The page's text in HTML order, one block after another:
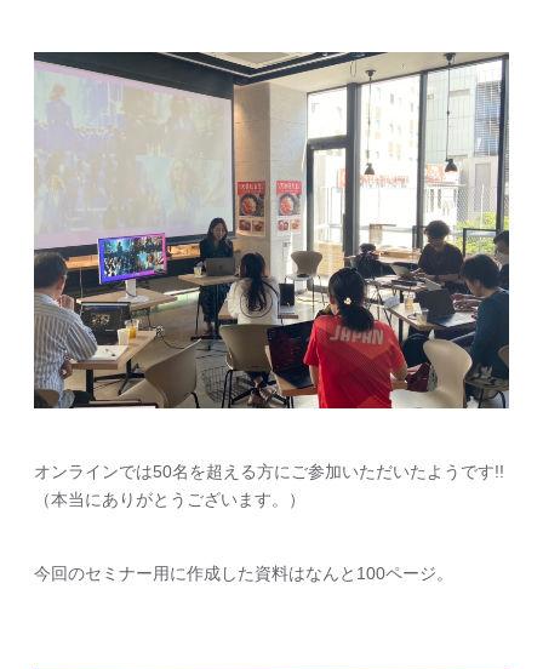
オンラインでは50名を超える方にご参加いただいたようです!!
（本当にありがとうございます。）
今回のセミナー用に作成した資料はなんと100ページ。